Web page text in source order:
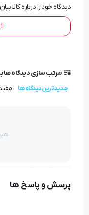
دیدگاه خود را درباره کالا
مرتب سازی دیدگاه ها
جدیدترین دیدگاه ها
پرسش و پاسخ ها